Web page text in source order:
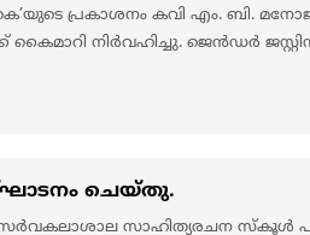
പ്രകാശനം കവി എം. ബി.
നിർവഹിച്ചു. ജെൻഡർ
ചെയ്തു.
സാഹിത്യരചന സ്കൂൾ